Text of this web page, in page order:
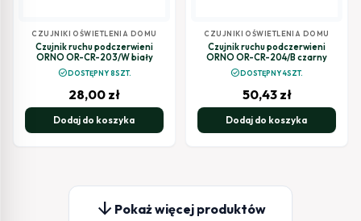
CZUJNIKI OŚWIETLENIA DOMU
Czujnik ruchu podczerwieni
ORNO OR-CR-203/W biały
check_circleDOSTĘPNY 8SZT.
28,00 zł
Dodaj do koszyka
CZUJNIKI OŚWIETLENIA DOMU
Czujnik ruchu podczerwieni
ORNO OR-CR-204/B czarny
check_circleDOSTĘPNY 4SZT.
50,43 zł
Dodaj do koszyka
arrow_downward Pokaż więcej produktów